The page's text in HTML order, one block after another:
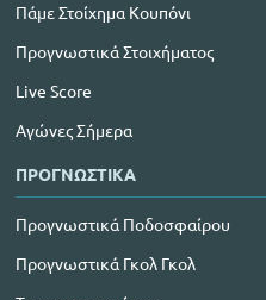
Πάμε Στοίχημα Κουπόνι
Προγνωστικά Στοιχήματος
Live Score
Αγώνες Σήμερα
ΠΡΟΓΝΩΣΤΙΚΑ
Προγνωστικά Ποδοσφαίρου
Προγνωστικά Γκολ Γκολ